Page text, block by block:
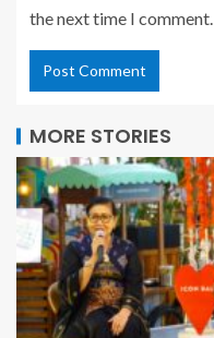
the next time I comment.
MORE STORIES